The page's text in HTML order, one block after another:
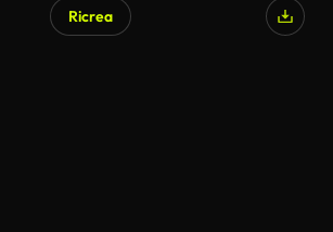
Ricrea